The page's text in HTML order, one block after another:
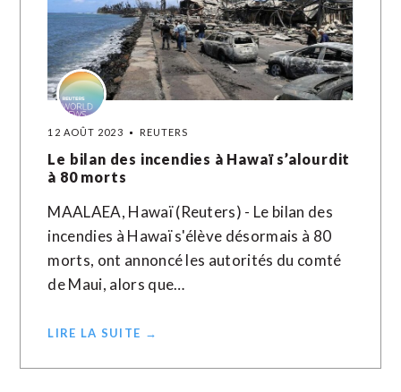
12 AOÛT 2023 REUTERS
Le bilan des incendies à Hawaï s’alourdit
à 80 morts
MAALAEA, Hawaï (Reuters) - Le bilan des
incendies à Hawaï s'élève désormais à 80
morts, ont annoncé les autorités du comté
de Maui, alors que…
LIRE LA SUITE →